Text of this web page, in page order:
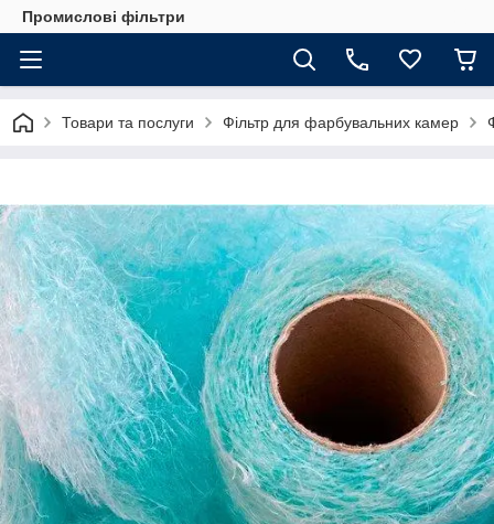
Промислові фільтри
Товари та послуги Фільтр для фарбувальних камер